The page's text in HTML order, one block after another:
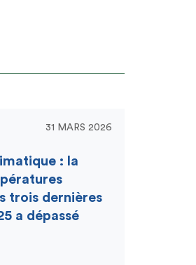
31 MARS 2026
: la
trois dernières
a dépassé